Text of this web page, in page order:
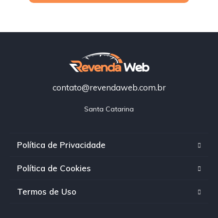
contato@revendaweb.com.br
Santa Catarina
Política de Privacidade
Política de Cookies
Termos de Uso